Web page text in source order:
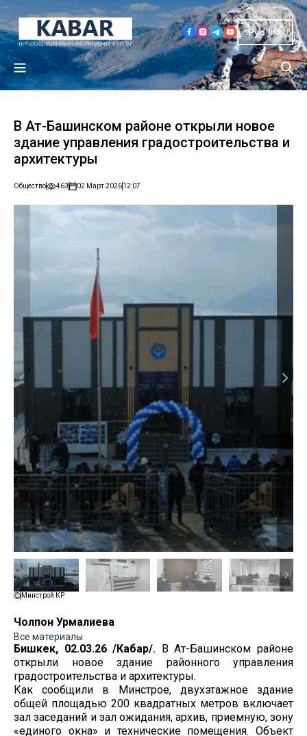
Рус
В Ат-Башинском районе открыли новое
здание управления градостроительства и
архитектуры
Общество 463 02 Март 202612:07
Минстрой КР
Чолпон Урмалиева
Все материалы
Бишкек, 02.03.26 /Кабар/. В Ат-Башинском районе
открыли новое здание районного управления
градостроительства и архитектуры.
Как сообщили в Минстрое, двухэтажное здание
общей площадью 200 квадратных метров включает
зал заседаний и зал ожидания, архив, приемную, зону
«единого окна» и технические помещения. Объект